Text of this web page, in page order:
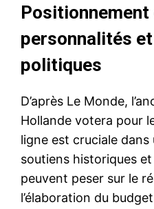
Positionnement
personnalités
politiques
D’après Le Monde,
Hollande votera pour
ligne est cruciale
soutiens historiques
peuvent peser sur le
l’élaboration du